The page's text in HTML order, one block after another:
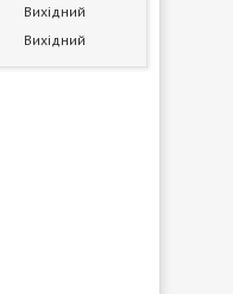
Вихідний
Вихідний